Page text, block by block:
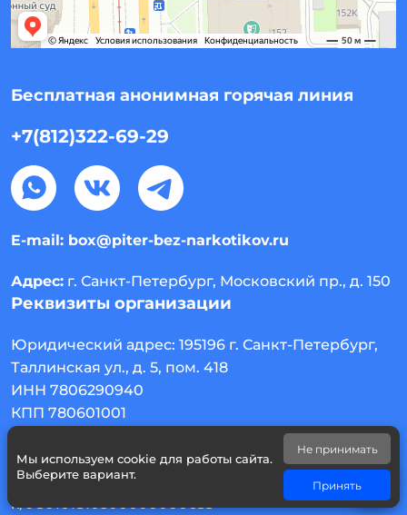
Бесплатная анонимная горячая линия
+7(812)322-69-29
E-mail: box@piter-bez-narkotikov.ru
Адрес: г. Санкт-Петербург, Московский пр., д. 150
Реквизиты организации
Юридический адрес: 195196 г. Санкт-Петербург,
Таллинская ул., д. 5, пом. 418
ИНН 7806290940
КПП 780601001
Северо-Западный банк ПАО «Сбербанк» г. Санкт-
Петербург
р/с 40703810255040000421
к/с 30101810500000000653
Мы используем cookie для работы сайта.
Выберите вариант.
Не принимать
Принять